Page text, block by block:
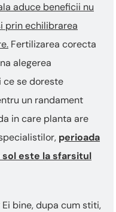
aduce beneficii nu
prin echilibrarea
Fertilizarea corecta
alegerea
se doreste
un randament
in care planta are
perioada
este la sfarsitul
bine, dupa cum stiti,